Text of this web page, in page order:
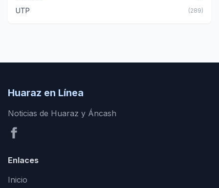
UTP (289)
Huaraz en Línea
Noticias de Huaraz y Áncash
Enlaces
Inicio